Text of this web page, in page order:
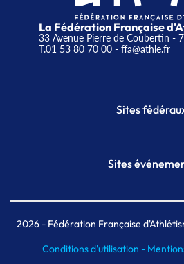
La Fédération Française
33 Avenue Pierre de Coubertin -
T.01 53 80 70 00- ffa@athle.fr
Sites
Plateforme
Sites
Meeting de Paris
MAIF Ekiden de
2026- Fédération Française
Conditions d'utilisation -